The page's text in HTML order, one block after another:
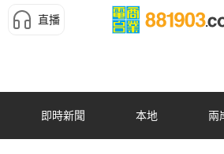
直播
即時新聞 本地 兩